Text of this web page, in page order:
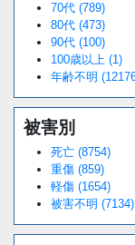
70代 (789)
80代 (473)
90代 (100)
100歳以上 (1)
年齢不明
被害別
死亡 (8754)
重傷 (859)
軽傷 (1654)
被害不明 (7134)